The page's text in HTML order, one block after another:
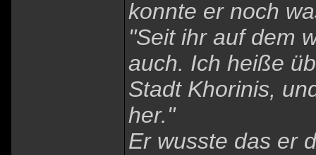
konnte er noch
"Seit ihr auf dem
auch. Ich heiße
Stadt Khorinis,
her."
Er wusste das er